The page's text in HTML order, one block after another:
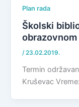
Plan rada
Školski
/23.02.2019.
Termin
Kruševac